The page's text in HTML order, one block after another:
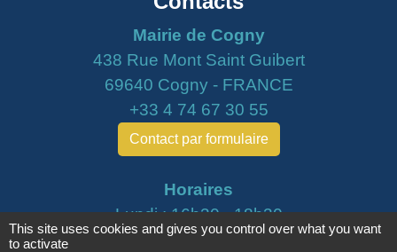
Mairie de Cogny
438 Rue Mont Saint Guibert
69640 Cogny - FRANCE
+33 4 74 67 30 55
Contact par formulaire
Horaires
Lundi : 16h30 - 18h30
Mardi : 8h30 - 12h00
This site uses cookies and gives you control over what you want
to activate